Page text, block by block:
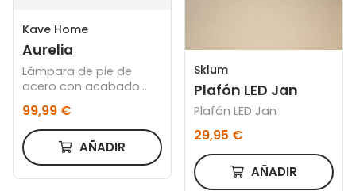
Kave Home
Aurelia
Lámpara de pie de
acero con acabado
negro
99,99 €
AÑADIR
Sklum
Plafón LED Jan
Plafón LED Jan
29,95 €
AÑADIR